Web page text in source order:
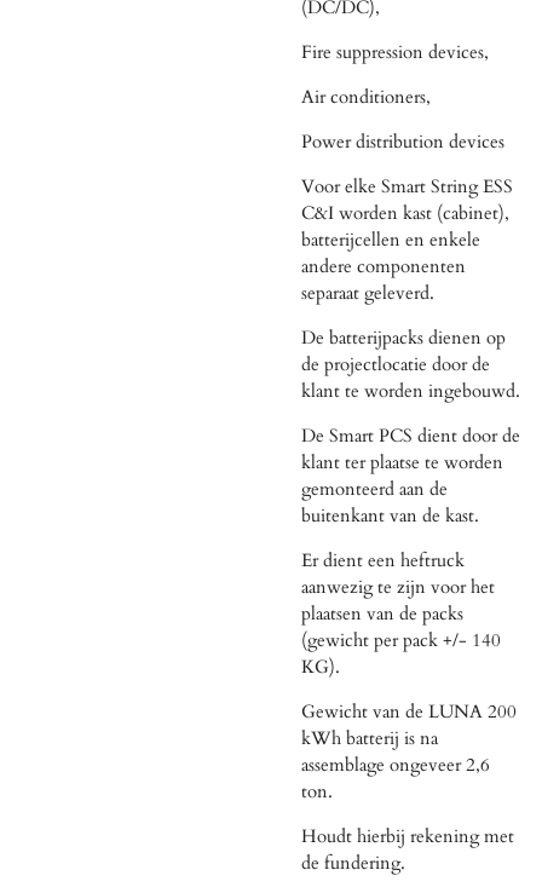
(DC/DC),
Fire suppression devices,
Air conditioners,
Power distribution devices
Voor elke Smart String ESS
C&I worden kast (cabinet),
batterijcellen en enkele
andere componenten
separaat geleverd.
De batterijpacks dienen op
de projectlocatie door de
klant te worden ingebouwd.
De Smart PCS dient door de
klant ter plaatse te worden
gemonteerd aan de
buitenkant van de kast.
Er dient een heftruck
aanwezig te zijn voor het
plaatsen van de packs
(gewicht per pack +/- 140
KG).
Gewicht van de LUNA 200
kWh batterij is na
assemblage ongeveer 2,6
ton.
Houdt hierbij rekening met
de fundering.